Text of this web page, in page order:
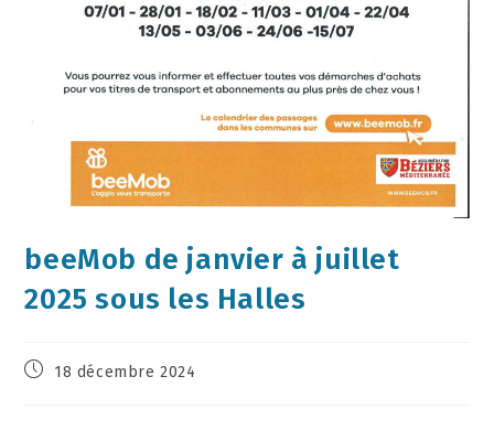
beeMob de janvier à juillet
2025 sous les Halles
18 décembre 2024